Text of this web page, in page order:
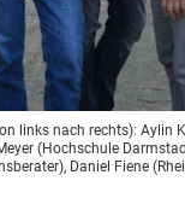
links nach rechts): Aylin
(Hochschule
Daniel Fiene